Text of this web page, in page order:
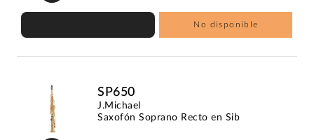
No disponible
SP650
J.Michael
Saxofón Soprano Recto en Sib